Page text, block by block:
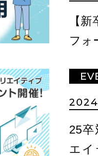
【
フォ
25卒
エイ